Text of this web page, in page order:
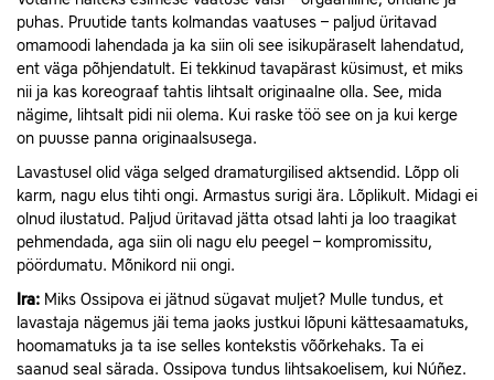
puhas. Pruutide tants kolmandas vaatuses – paljud üritavad
omamoodi lahendada ja ka siin oli see isikupäraselt lahendatud,
ent väga põhjendatult. Ei tekkinud tavapärast küsimust, et miks
nii ja kas koreograaf tahtis lihtsalt originaalne olla. See, mida
nägime, lihtsalt pidi nii olema. Kui raske töö see on ja kui kerge
on puusse panna originaalsusega.
Lavastusel olid väga selged dramaturgilised aktsendid. Lõpp oli
karm, nagu elus tihti ongi. Armastus surigi ära. Lõplikult. Midagi ei
olnud ilustatud. Paljud üritavad jätta otsad lahti ja loo traagikat
pehmendada, aga siin oli nagu elu peegel – kompromissitu,
pöördumatu. Mõnikord nii ongi.
Ira: Miks Ossipova ei jätnud sügavat muljet? Mulle tundus, et
lavastaja nägemus jäi tema jaoks justkui lõpuni kättesaamatuks,
hoomamatuks ja ta ise selles kontekstis võõrkehaks. Ta ei
saanud seal särada. Ossipova tundus lihtsakoelisem, kui Núñez.